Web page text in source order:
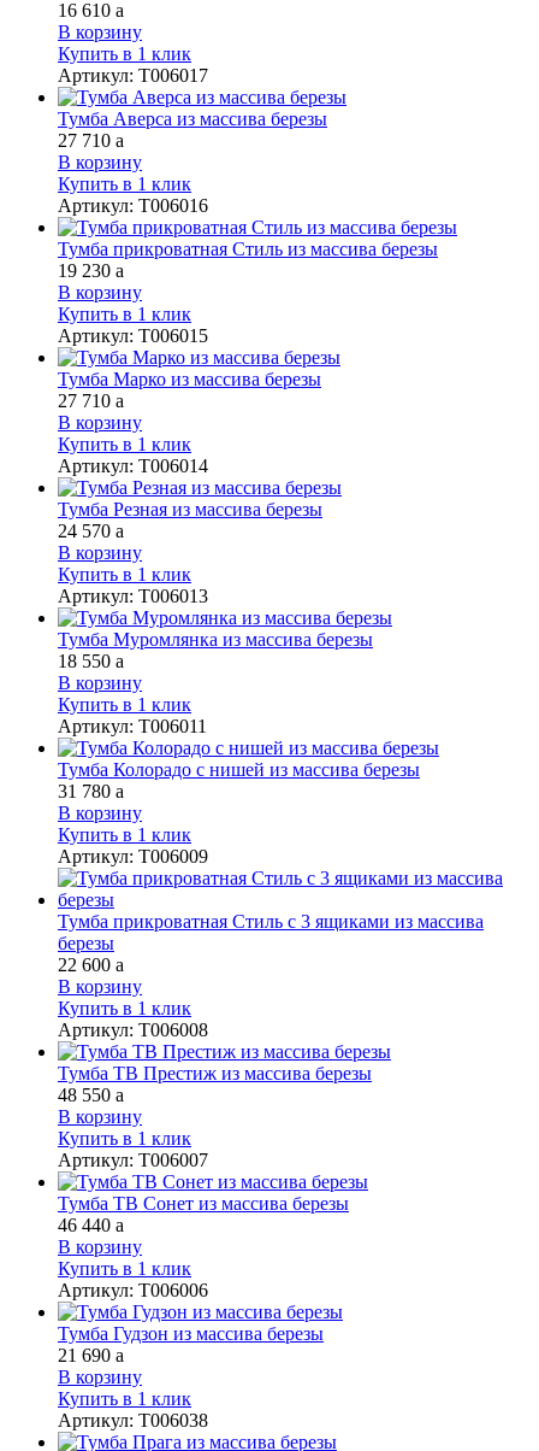
16 610 a
В корзину
Купить в 1 клик
Артикул: Т006017
Тумба Аверса из массива березы
27 710 a
В корзину
Купить в 1 клик
Артикул: Т006016
Тумба прикроватная Стиль из массива березы
19 230 a
В корзину
Купить в 1 клик
Артикул: Т006015
Тумба Марко из массива березы
27 710 a
В корзину
Купить в 1 клик
Артикул: Т006014
Тумба Резная из массива березы
24 570 a
В корзину
Купить в 1 клик
Артикул: Т006013
Тумба Муромлянка из массива березы
18 550 a
В корзину
Купить в 1 клик
Артикул: Т006011
Тумба Колорадо с нишей из массива березы
31 780 a
В корзину
Купить в 1 клик
Артикул: Т006009
Тумба прикроватная Стиль с 3 ящиками из массива
березы
22 600 a
В корзину
Купить в 1 клик
Артикул: Т006008
Тумба ТВ Престиж из массива березы
48 550 a
В корзину
Купить в 1 клик
Артикул: Т006007
Тумба ТВ Сонет из массива березы
46 440 a
В корзину
Купить в 1 клик
Артикул: Т006006
Тумба Гудзон из массива березы
21 690 a
В корзину
Купить в 1 клик
Артикул: Т006038